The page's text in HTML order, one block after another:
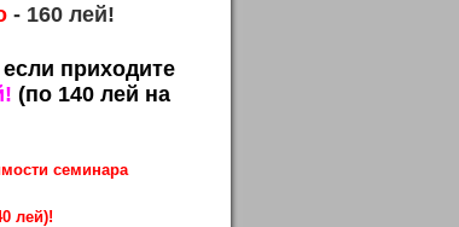
- 160 лей!
приходите
(по 140 лей на
семинара
лей)!